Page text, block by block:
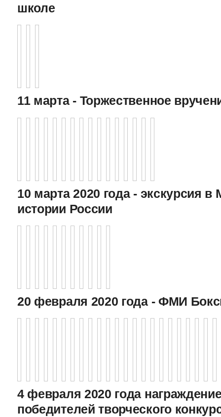
школе
11 марта - Торжественное
10 марта 2020 года - экскурсия в
истории России
20 февраля 2020 года - ФМИ
4 февраля 2020 года
победителей творческого